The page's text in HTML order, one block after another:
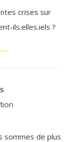
crises sur
ils.elles.iels ?
sommes de plus